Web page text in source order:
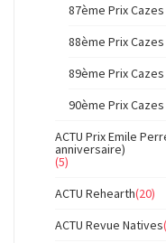
87ème Prix
88ème Prix
89ème Prix
90ème Prix
ACTU Prix Emile
anniversaire)
(5)
ACTU Rehearth(20)
ACTU Revue Natives